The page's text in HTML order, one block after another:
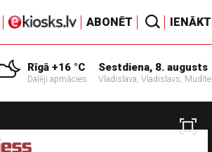
ABONĒT IENĀKT
Rīgā +16 °C
Daļēji apmācies
Sestdiena, 8. augusts
Vladislava, Vladislavs, Mudīte